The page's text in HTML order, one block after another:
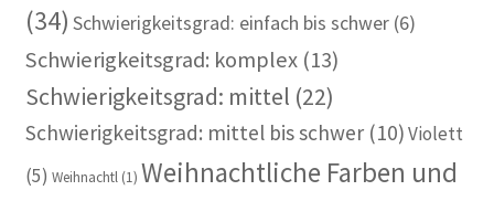
(34) Schwierigkeitsgrad: einfach bis schwer(6)
Schwierigkeitsgrad: komplex(13)
Schwierigkeitsgrad: mittel (22)
Schwierigkeitsgrad: mittel bis schwer(10)Violett
(5) Weihnachtl(1) Weihnachtliche Farben und